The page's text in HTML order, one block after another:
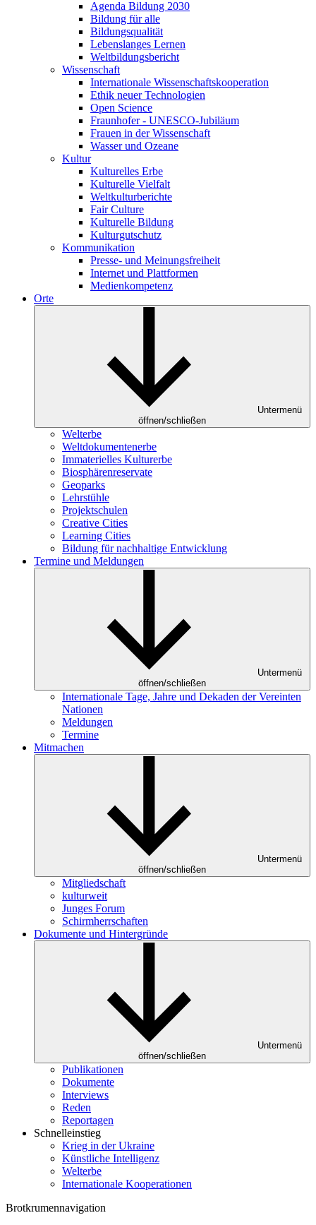
Agenda Bildung 2030
Bildung für alle
Bildungsqualität
Lebenslanges Lernen
Weltbildungsbericht
Wissenschaft
Internationale Wissenschaftskooperation
Ethik neuer Technologien
Open Science
Fraunhofer - UNESCO-Jubiläum
Frauen in der Wissenschaft
Wasser und Ozeane
Kultur
Kulturelles Erbe
Kulturelle Vielfalt
Weltkulturberichte
Fair Culture
Kulturelle Bildung
Kulturgutschutz
Kommunikation
Presse- und Meinungsfreiheit
Internet und Plattformen
Medienkompetenz
Orte
Untermenü
öffnen/schließen
Welterbe
Weltdokumentenerbe
Immaterielles Kulturerbe
Biosphärenreservate
Geoparks
Lehrstühle
Projektschulen
Creative Cities
Learning Cities
Bildung für nachhaltige Entwicklung
Termine und Meldungen
Untermenü
öffnen/schließen
Internationale Tage, Jahre und Dekaden der Vereinten
Nationen
Meldungen
Termine
Mitmachen
Untermenü
öffnen/schließen
Mitgliedschaft
kulturweit
Junges Forum
Schirmherrschaften
Dokumente und Hintergründe
Untermenü
öffnen/schließen
Publikationen
Dokumente
Interviews
Reden
Reportagen
Schnelleinstieg
Krieg in der Ukraine
Künstliche Intelligenz
Welterbe
Internationale Kooperationen
Brotkrumennavigation